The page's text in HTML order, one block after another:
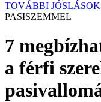
TOVÁBBI JÓSLÁSOK
PASISZEMMEL
7
a férfi